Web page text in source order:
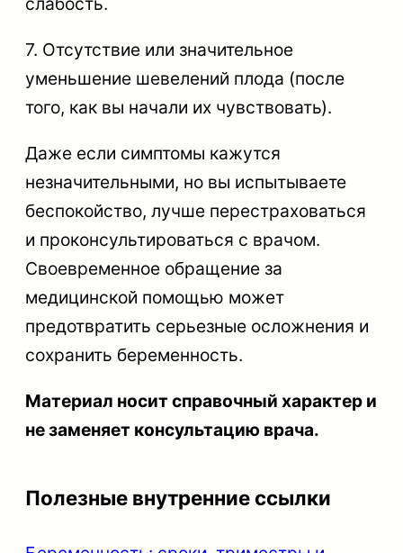
7. Отсутствие или значительное
уменьшение шевелений плода (после
того, как вы начали их чувствовать).
Даже если симптомы кажутся
незначительными, но вы испытываете
беспокойство, лучше перестраховаться
и проконсультироваться с врачом.
Своевременное обращение за
медицинской помощью может
предотвратить серьезные осложнения и
сохранить беременность.
Материал носит справочный характер и
не заменяет консультацию врача.
Полезные внутренние ссылки